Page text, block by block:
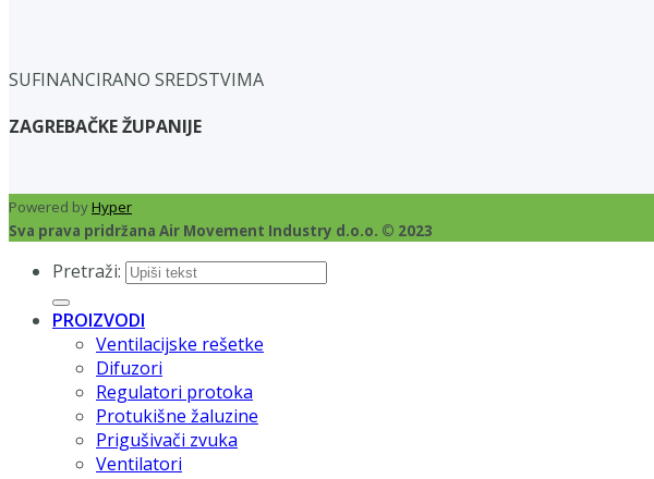
SUFINANCIRANO SREDSTVIMA
ZAGREBAČKE ŽUPANIJE
Powered byHyper
Sva prava pridržana Air Movement Industry d.o.o. © 2023
Pretraži:
PROIZVODI
Ventilacijske rešetke
Difuzori
Regulatori protoka
Protukišne žaluzine
Prigušivači zvuka
Ventilatori